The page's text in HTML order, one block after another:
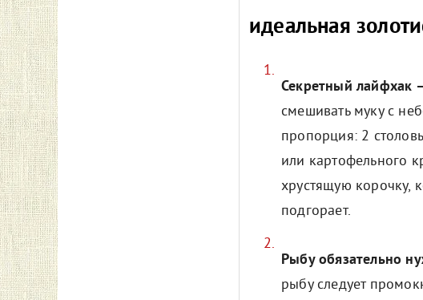
идеальная
Секретный лайфхак
смешивать муку с
пропорция: 2
или картофельного
хрустящую корочку,
подгорает.
Рыбу обязательно
рыбу следует